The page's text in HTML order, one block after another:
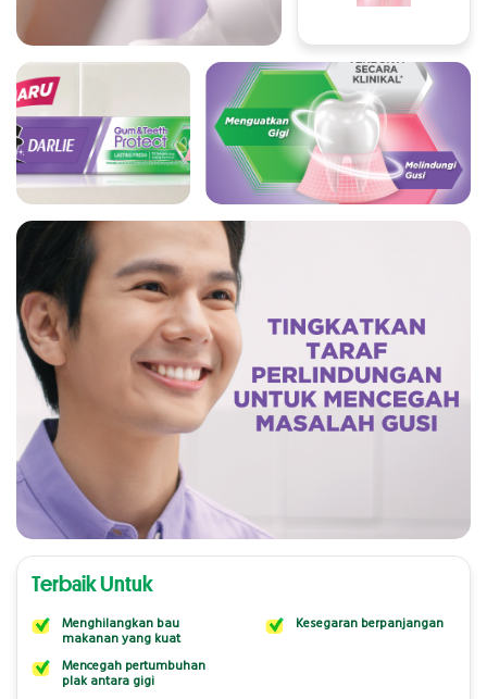
Terbaik Untuk
Menghilangkan bau
makanan yang kuat
Mencegah pertumbuhan
plak antara gigi
Kesegaran berpanjangan